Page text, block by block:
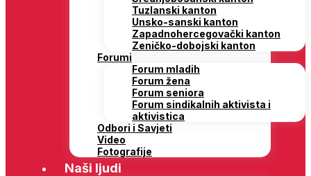
Tuzlanski kanton
Unsko-sanski kanton
Zapadnohercegovački kanton
Zeničko-dobojski kanton
Forumi
Forum mladih
Forum žena
Forum seniora
Forum sindikalnih aktivista i
aktivistica
Odbori i Savjeti
Video
Fotografije
Naši ljudi